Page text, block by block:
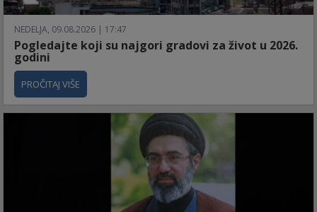
NEDELJA, 09.08.2026 | 17:47
Pogledajte koji su najgori gradovi za život u 2026.
godini
PROČITAJ VIŠE